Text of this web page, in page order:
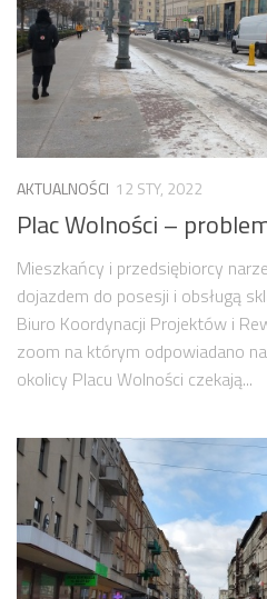
Strefa Tempo 30
Strefa Tempo 30 – Opinia
Strefa Tempo 30 – etap II
Strefa Tempo 30 – etap IV
Nowa organizacja ruchu
Marcinkowskiego (Tempo
Archiwum konsultacji
Galeria
Kontakt
Dla mediów
AKTUALNOŚCI 12 STY, 2022
Plac Wolności –
Mieszkańcy i przedsiębiorcy
dojazdem do posesji i obsługą
Biuro Koordynacji Projektów i
zoom na którym odpowiadano
okolicy Placu Wolności czekają...